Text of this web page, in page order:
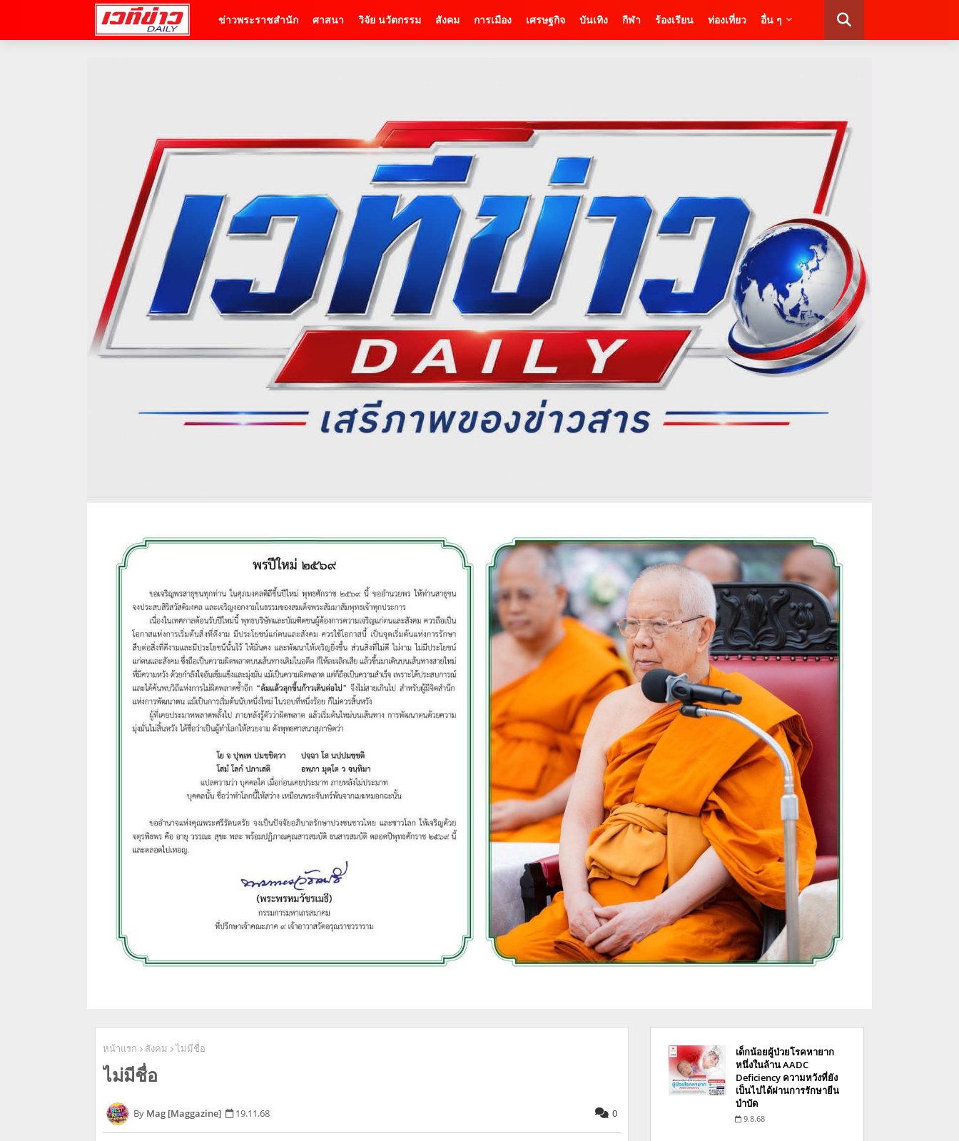
ข่าวพระราชสำนัก ศาสนา วิจัย นวัตกรรม สังคม การเมือง เศรษฐกิจ บันเทิง กีฬา ร้องเรียน ท่องเที่ยว อื่น ๆ
หน้าแรก สังคม ไม่มีชื่อ
ไม่มีชื่อ
Mag [Maggazine] 19.11.68 0
เด็กน้อยผู้ป่วยโรคหายาก
หนึ่งในล้าน AADC
Deficiency ความหวังที่ยัง
เป็นไปได้ผ่านการรักษายีน
บำบัด
9.8.68